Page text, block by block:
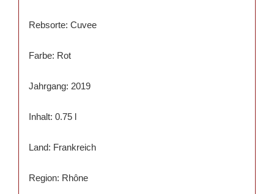
Rebsorte: Cuvee
Farbe: Rot
Jahrgang: 2019
Inhalt: 0.75 l
Land: Frankreich
Region: Rhône